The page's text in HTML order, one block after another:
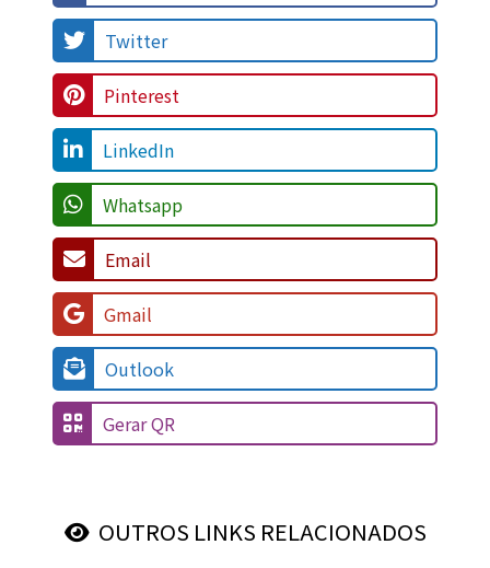
Twitter
Pinterest
LinkedIn
Whatsapp
Email
Gmail
Outlook
Gerar QR
OUTROS LINKS RELACIONADOS